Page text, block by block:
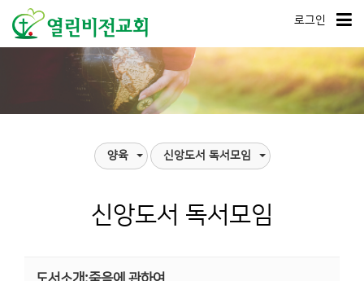
로그인
양육 신앙도서 독서모임
신앙도서 독서모임